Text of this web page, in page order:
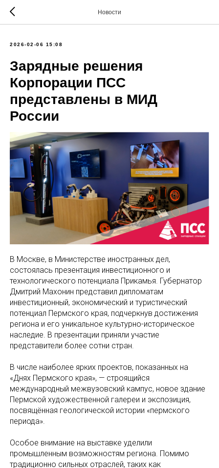
Новости
2026-02-06 15:08
Зарядные решения
Корпорации ПСС
представлены в МИД
России
В Москве, в Министерстве иностранных дел,
состоялась презентация инвестиционного и
технологического потенциала Прикамья. Губернатор
Дмитрий Махонин представил дипломатам
инвестиционный, экономический и туристический
потенциал Пермского края, подчеркнув достижения
региона и его уникальное культурно-историческое
наследие. В презентации приняли участие
представители более сотни стран.
В числе наиболее ярких проектов, показанных на
«Днях Пермского края», — строящийся
международный межвузовский кампус, новое здание
Пермской художественной галереи и экспозиция,
посвящённая геологической истории «пермского
периода».
Особое внимание на выставке уделили
промышленным возможностям региона. Помимо
традиционно сильных отраслей, таких как